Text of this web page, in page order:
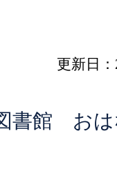
更新日：
書館 おは